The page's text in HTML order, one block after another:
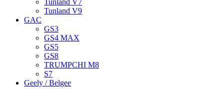
Tunland V9
GAC
GS3
GS4 MAX
GS5
GS8
TRUMPCHI M8
S7
Geely / Belgee